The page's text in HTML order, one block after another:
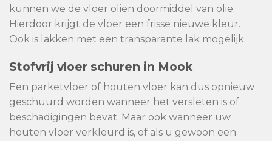
kunnen we de vloer oliën doormiddel van olie.
Hierdoor krijgt de vloer een frisse nieuwe kleur.
Ook is lakken met een transparante lak mogelijk.
Stofvrij vloer schuren in Mook
Een parketvloer of houten vloer kan dus opnieuw
geschuurd worden wanneer het versleten is of
beschadigingen bevat. Maar ook wanneer uw
houten vloer verkleurd is, of als u gewoon een